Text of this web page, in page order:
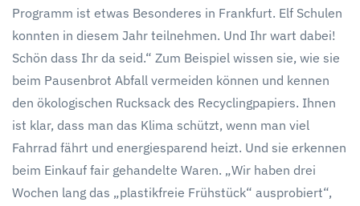
Programm ist etwas Besonderes in Frankfurt. Elf Schulen
konnten in diesem Jahr teilnehmen. Und Ihr wart dabei!
Schön dass Ihr da seid.“ Zum Beispiel wissen sie, wie sie
beim Pausenbrot Abfall vermeiden können und kennen
den ökologischen Rucksack des Recyclingpapiers. Ihnen
ist klar, dass man das Klima schützt, wenn man viel
Fahrrad fährt und energiesparend heizt. Und sie erkennen
beim Einkauf fair gehandelte Waren. „Wir haben drei
Wochen lang das „plastikfreie Frühstück“ ausprobiert“,